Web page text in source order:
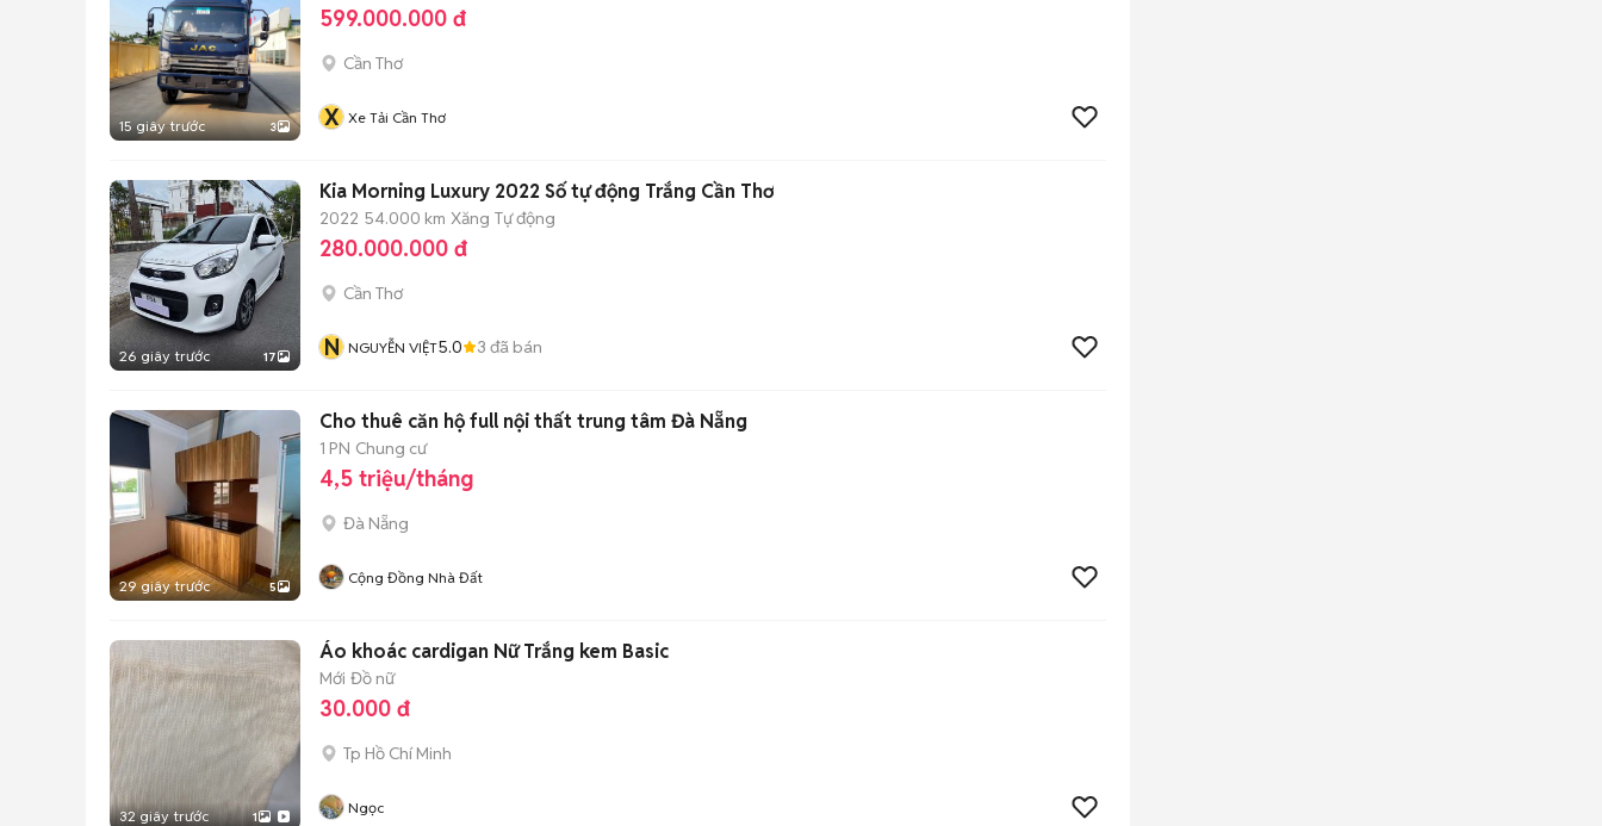
15 giây trước 3
599.000.000 đ
Cần Thơ
X Xe Tải Cần Thơ
26 giây trước 17
Kia Morning Luxury 2022 Số tự động Trắng Cần Thơ
2022 54.000 km Xăng Tự động
280.000.000 đ
Cần Thơ
N NGUYỄN VIỆT5.0 3 đã bán
29 giây trước 5
Cho thuê căn hộ full nội thất trung tâm Đà Nẵng
1 PN Chung cư
4,5 triệu/tháng
Đà Nẵng
Cộng Đồng Nhà Đất
32 giây trước 1
Áo khoác cardigan Nữ Trắng kem Basic
Mới Đồ nữ
30.000 đ
Tp Hồ Chí Minh
Ngọc